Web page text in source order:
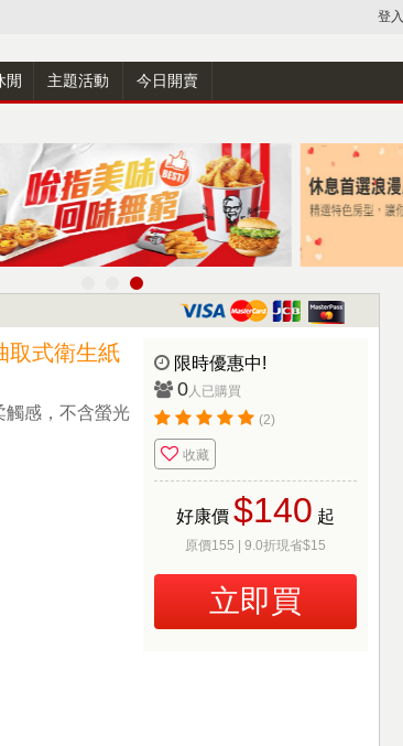
登入
閒 主題活動 今日開賣
取式衛生紙
觸感，不含螢光
限時優惠中!
0人已購買
(2)
收藏
好康價 $140 起
原價155 | 9.0折現省$15
立即買